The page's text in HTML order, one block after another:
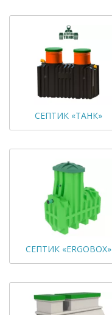
СЕПТИК «ТАНК»
СЕПТИК «ERGOBOX»